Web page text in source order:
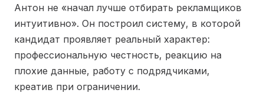
Антон не «начал лучше отбирать рекламщиков
интуитивно». Он построил систему, в которой
кандидат проявляет реальный характер:
профессиональную честность, реакцию на
плохие данные, работу с подрядчиками,
креатив при ограничении.